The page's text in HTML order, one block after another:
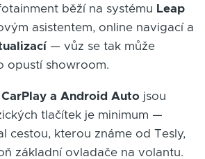
běží na systému Leap
asistentem, online navigací a
— vůz se tak může
opustí showroom.
a Android Auto jsou
tlačítek je minimum —
cestou, kterou známe od Tesly,
základní ovladače na volantu.